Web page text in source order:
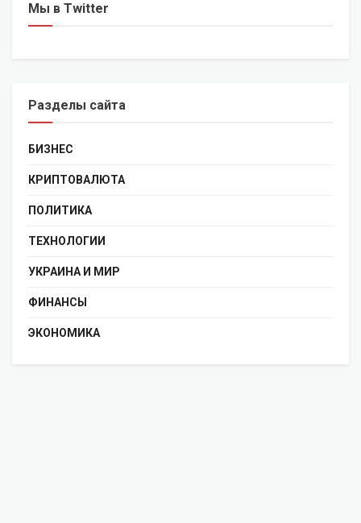
Мы в Twitter
Разделы сайта
БИЗНЕС
КРИПТОВАЛЮТА
ПОЛИТИКА
ТЕХНОЛОГИИ
УКРАИНА И МИР
ФИНАНСЫ
ЭКОНОМИКА